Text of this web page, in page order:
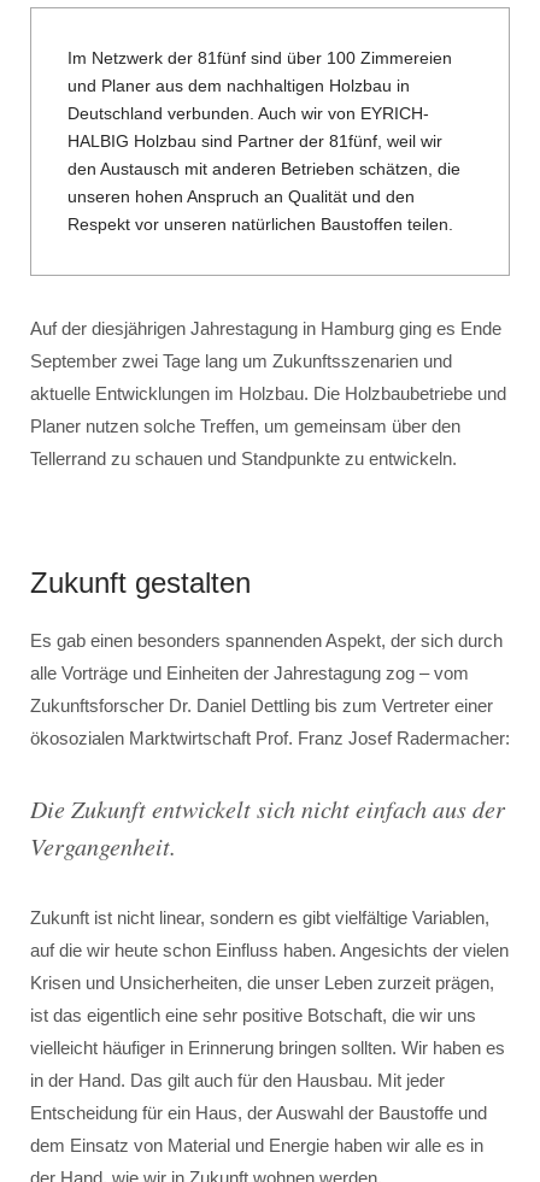
Im Netzwerk der 81fünf sind über 100 Zimmereien
und Planer aus dem nachhaltigen Holzbau in
Deutschland verbunden. Auch wir von EYRICH-
HALBIG Holzbau sind Partner der 81fünf, weil wir
den Austausch mit anderen Betrieben schätzen, die
unseren hohen Anspruch an Qualität und den
Respekt vor unseren natürlichen Baustoffen teilen.
Auf der diesjährigen Jahrestagung in Hamburg ging es Ende
September zwei Tage lang um Zukunftsszenarien und
aktuelle Entwicklungen im Holzbau. Die Holzbaubetriebe und
Planer nutzen solche Treffen, um gemeinsam über den
Tellerrand zu schauen und Standpunkte zu entwickeln.
Zukunft gestalten
Es gab einen besonders spannenden Aspekt, der sich durch
alle Vorträge und Einheiten der Jahrestagung zog – vom
Zukunftsforscher Dr. Daniel Dettling bis zum Vertreter einer
ökosozialen Marktwirtschaft Prof. Franz Josef Radermacher:
Die Zukunft entwickelt sich nicht einfach aus der
Vergangenheit.
Zukunft ist nicht linear, sondern es gibt vielfältige Variablen,
auf die wir heute schon Einfluss haben. Angesichts der vielen
Krisen und Unsicherheiten, die unser Leben zurzeit prägen,
ist das eigentlich eine sehr positive Botschaft, die wir uns
vielleicht häufiger in Erinnerung bringen sollten. Wir haben es
in der Hand. Das gilt auch für den Hausbau. Mit jeder
Entscheidung für ein Haus, der Auswahl der Baustoffe und
dem Einsatz von Material und Energie haben wir alle es in
der Hand, wie wir in Zukunft wohnen werden.